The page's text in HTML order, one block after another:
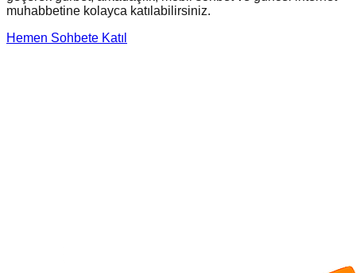
muhabbetine kolayca katılabilirsiniz.
Hemen Sohbete Katıl